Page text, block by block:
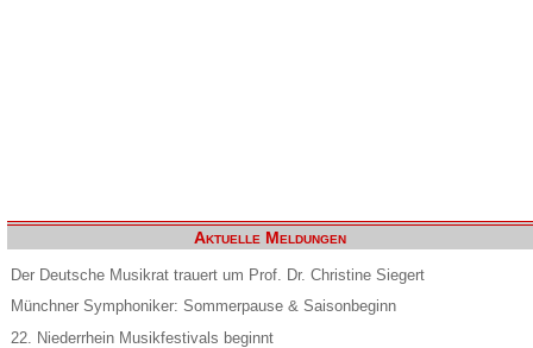
Aktuelle Meldungen
Der Deutsche Musikrat trauert um Prof. Dr. Christine Siegert
Münchner Symphoniker: Sommerpause & Saisonbeginn
22. Niederrhein Musikfestivals beginnt